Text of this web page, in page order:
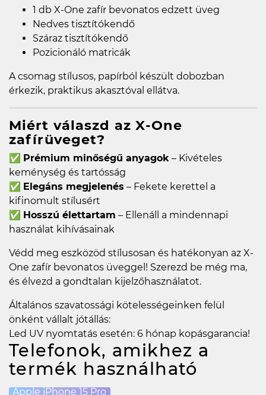
1 db X-One zafír bevonatos edzett üveg
Nedves tisztítókendő
Száraz tisztítókendő
Pozicionáló matricák
A csomag stílusos, papírból készült dobozban
érkezik, praktikus akasztóval ellátva.
Miért válaszd az X-One
zafírüveget?
✅ Prémium minőségű anyagok – Kivételes
keménység és tartósság
✅ Elegáns megjelenés – Fekete kerettel a
kifinomult stílusért
✅ Hosszú élettartam – Ellenáll a mindennapi
használat kihívásainak
Védd meg eszközöd stílusosan és hatékonyan az X-
One zafír bevonatos üveggel! Szerezd be még ma,
és élvezd a gondtalan kijelzőhasználatot.
Általános szavatossági kötelességeinken felül
önként vállalt jótállás:
Led UV nyomtatás esetén: 6 hónap kopásgarancia!
Telefonok, amikhez a
termék használható
Apple iPhone 15 Pro